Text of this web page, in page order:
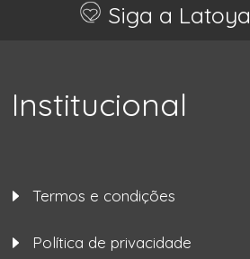
Siga a Latoya
Institucional
Termos e condições
Política de privacidade